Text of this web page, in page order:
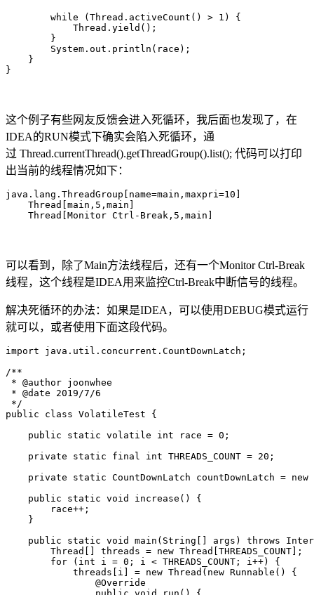
        while (Thread.activeCount() > 1) {
            Thread.yield();
        }
        System.out.println(race);
    }
}
这个例子有些网友反馈会进入死循环，我后面也发现了，在
IDEA的RUN模式下确实会陷入死循环，通
过 Thread.currentThread().getThreadGroup().list(); 代码可以打印
出当前的线程情况如下：
java.lang.ThreadGroup[name=main,maxpri=10]
    Thread[main,5,main]
    Thread[Monitor Ctrl-Break,5,main]
可以看到，除了Main方法线程后，还有一个Monitor Ctrl-Break
线程，这个线程是IDEA用来监控Ctrl-Break中断信号的线程。
解决死循环的办法：如果是IDEA，可以使用DEBUG模式运行
就可以，或者使用下面这段代码。
import java.util.concurrent.CountDownLatch;
/**
* @author joonwhee
* @date 2019/7/6
*/
public class VolatileTest {
    public static volatile int race = 0;
    private static final int THREADS_COUNT = 20;
private static CountDownLatch countDownLatch =
    public static void increase() {
        race++;
    }
public static void main(String[] args) throws
        Thread[] threads = new Thread[THREADS_COUNT];
        for (int i = 0; i < THREADS_COUNT; i++) {
            threads[i] = new Thread(new Runnable() {
                @Override